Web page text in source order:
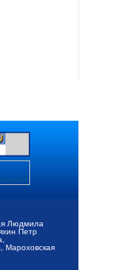
Людмила
Петр
Мароховская